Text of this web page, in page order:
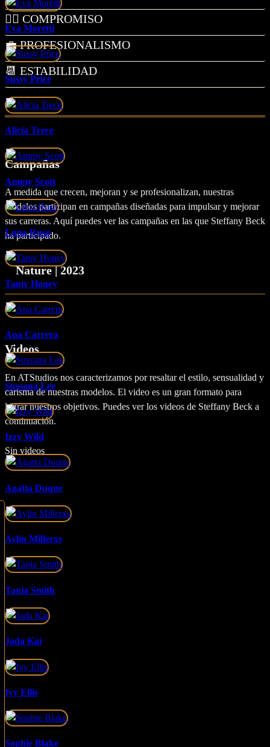
Eva Moretti
Sussy Price
Alicia Trece
Ammy Scott
Luna Ruso
Tamy Honey
Ana Carrera
Sussana Lee
Izzy Wild
Agatta Duque
Aylin Millerxs
Tania Smith
Jada Kai
Ivy Ellis
Sophie Blake
🧗‍♀️ COMPROMISO
💼 PROFESIONALISMO
📆 ESTABILIDAD
Campañas
A medida que crecen, mejoran y se profesionalizan, nuestras
modelos participan en campañas diseñadas para impulsar y mejorar
sus carreras. Aquí puedes ver las campañas en las que Steffany Beck
ha participado.
Nature | 2023
Videos
En ATStudios nos caracterizamos por resaltar el estilo, sensualidad y
carisma de nuestras modelos. El video es un gran formato para
lograr nuestros objetivos. Puedes ver los videos de Steffany Beck a
continuación.
Sin videos